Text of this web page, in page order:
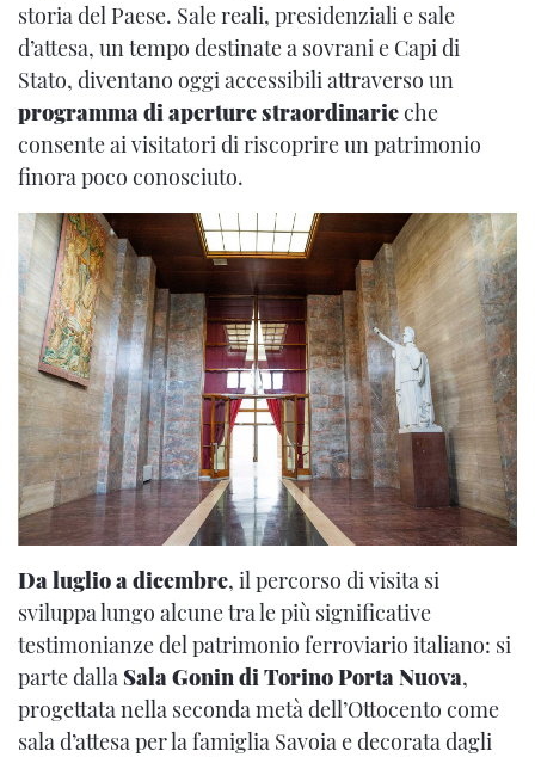
storia del Paese. Sale reali, presidenziali e sale
d’attesa, un tempo destinate a sovrani e Capi di
Stato, diventano oggi accessibili attraverso un
programma di aperture straordinarieche
consente ai visitatori di riscoprire un patrimonio
finora poco conosciuto.
Da luglio a dicembre, il percorso di visita si
sviluppa lungo alcune tra le più significative
testimonianze del patrimonio ferroviario italiano: si
parte dalla Sala Gonin di Torino Porta Nuova,
progettata nella seconda metà dell’Ottocento come
sala d’attesa per la famiglia Savoia e decorata dagli